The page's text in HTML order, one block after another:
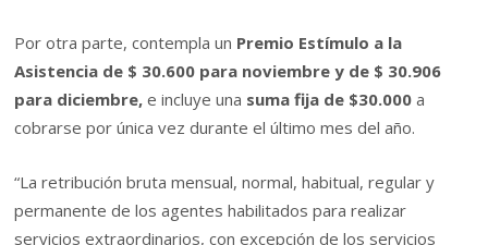
Por otra parte, contempla un Premio Estímulo a la
Asistencia de $ 30.600 para noviembre y de $ 30.906
para diciembre, e incluye una suma fija de $30.000a
cobrarse por única vez durante el último mes del año.
“La retribución bruta mensual, normal, habitual, regular y
permanente de los agentes habilitados para realizar
servicios extraordinarios, con excepción de los servicios